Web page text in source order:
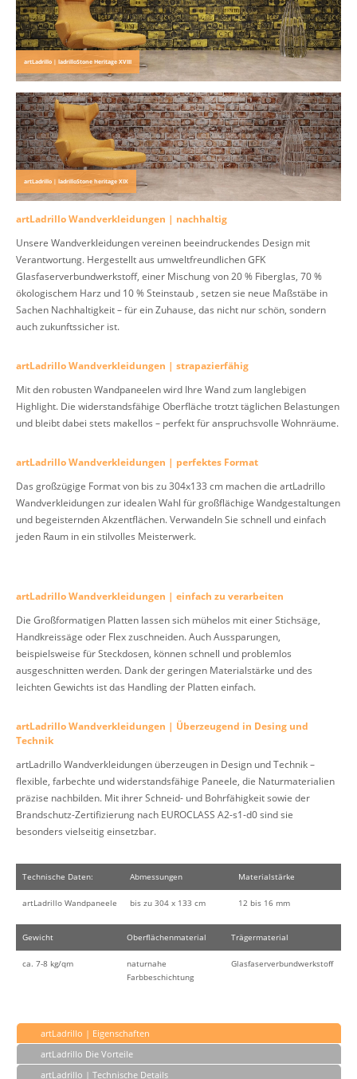
artLadrillo | ladrilloStone Heritage XVIII
artLadrillo | ladrilloStone heritage XIX
artLadrillo Wandverkleidungen | nachhaltig
Unsere Wandverkleidungen vereinen beeindruckendes Design mit
Verantwortung. Hergestellt aus umweltfreundlichen GFK
Glasfaserverbundwerkstoff, einer Mischung von 20 % Fiberglas, 70 %
ökologischem Harz und 10 % Steinstaub , setzen sie neue Maßstäbe in
Sachen Nachhaltigkeit – für ein Zuhause, das nicht nur schön, sondern
auch zukunftssicher ist.
artLadrillo Wandverkleidungen | strapazierfähig
Mit den robusten Wandpaneelen wird Ihre Wand zum langlebigen
Highlight. Die widerstandsfähige Oberfläche trotzt täglichen Belastungen
und bleibt dabei stets makellos – perfekt für anspruchsvolle Wohnräume.
artLadrillo Wandverkleidungen | perfektes Format
Das großzügige Format von bis zu 304x133 cm machen die artLadrillo
Wandverkleidungen zur idealen Wahl für großflächige Wandgestaltungen
und begeisternden Akzentflächen. Verwandeln Sie schnell und einfach
jeden Raum in ein stilvolles Meisterwerk.
artLadrillo Wandverkleidungen | einfach zu verarbeiten
Die Großformatigen Platten lassen sich mühelos mit einer Stichsäge,
Handkreissäge oder Flex zuschneiden. Auch Aussparungen,
beispielsweise für Steckdosen, können schnell und problemlos
ausgeschnitten werden. Dank der geringen Materialstärke und des
leichten Gewichts ist das Handling der Platten einfach.
artLadrillo Wandverkleidungen | Überzeugend in Desing und
Technik
artLadrillo Wandverkleidungen überzeugen in Design und Technik –
flexible, farbechte und widerstandsfähige Paneele, die Naturmaterialien
präzise nachbilden. Mit ihrer Schneid- und Bohrfähigkeit sowie der
Brandschutz-Zertifizierung nach EUROCLASS A2-s1-d0 sind sie
besonders vielseitig einsetzbar.
Technische Daten: Abmessungen Materialstärke
artLadrillo Wandpaneele bis zu 304 x 133 cm 12 bis 16 mm
Gewicht Oberflächenmaterial Trägermaterial
ca. 7-8 kg/qm
naturnahe
Farbbeschichtung
Glasfaserverbundwerkstoff
artLadrillo | Eigenschaften
artLadrillo Die Vorteile
artLadrillo | Technische Details